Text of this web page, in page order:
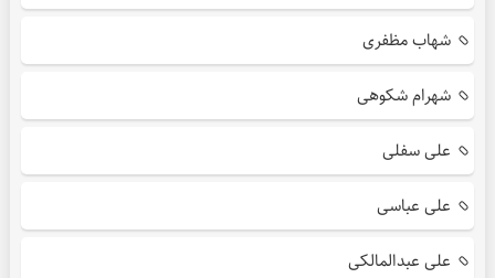
شهاب مظفری
شهرام شکوهی
علی سفلی
علی عباسی
علی عبدالمالکی